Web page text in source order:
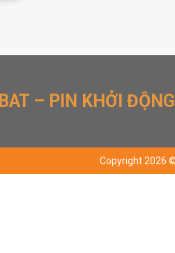
– PIN KHỞI ĐỘNG
Copyright 2026